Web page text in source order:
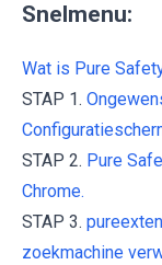
Snelmenu:
Wat is Pure
STAP 1.
STAP 2. Pure
Chrome.
STAP 3.
zoekmachine